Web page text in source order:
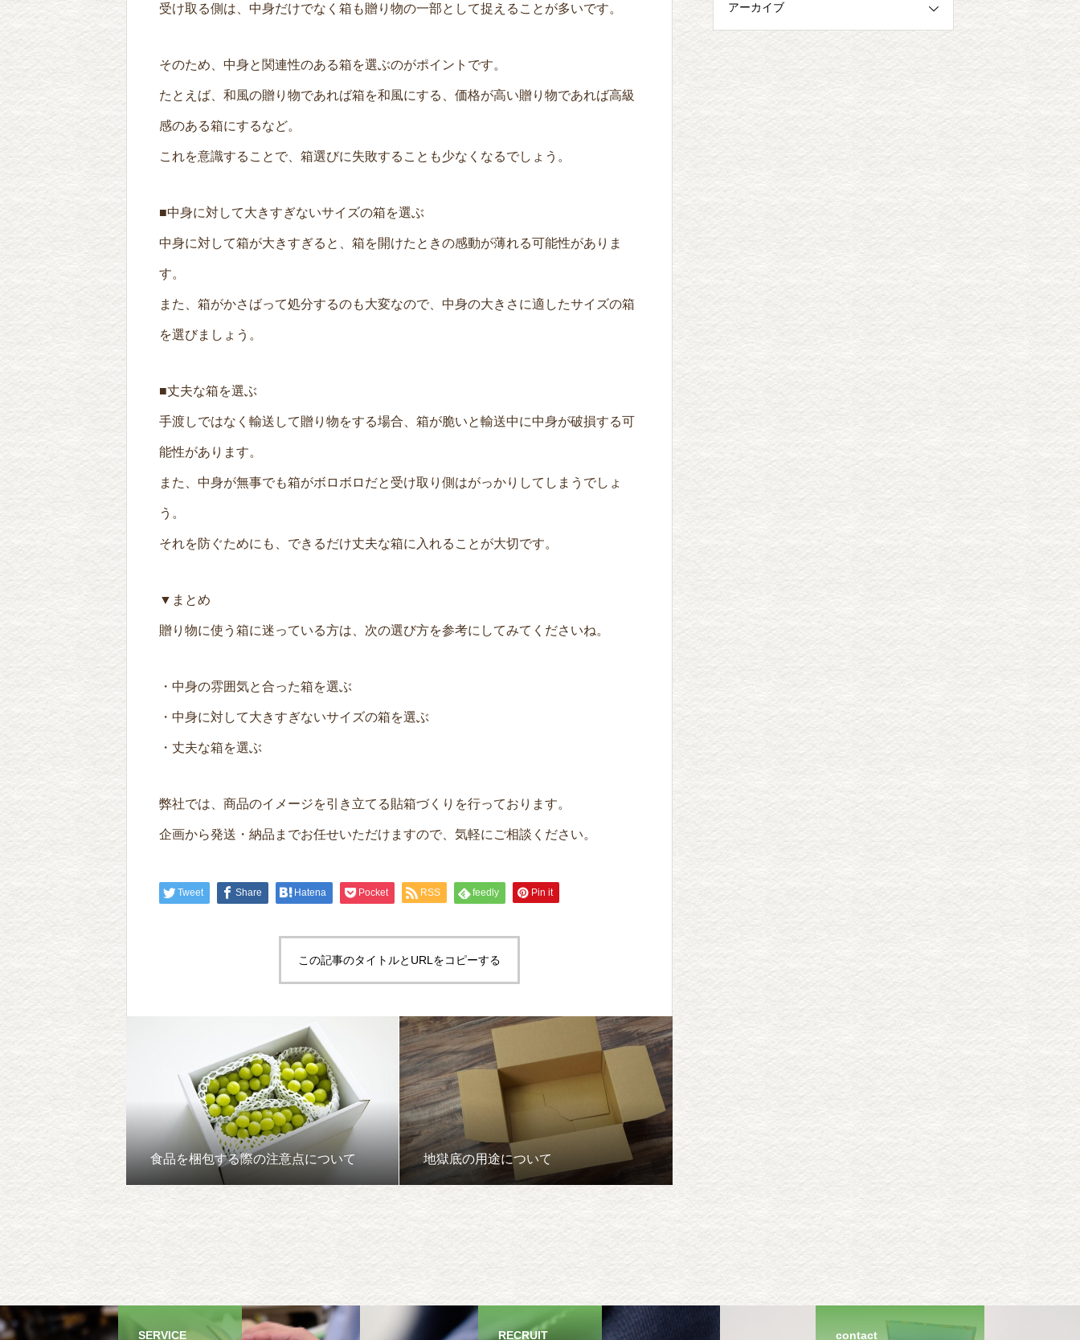
受け取る側は、中身だけでなく箱も贈り物の一部として捉えることが多いです。
そのため、中身と関連性のある箱を選ぶのがポイントです。
たとえば、和風の贈り物であれば箱を和風にする、価格が高い贈り物であれば高級
感のある箱にするなど。
これを意識することで、箱選びに失敗することも少なくなるでしょう。
■中身に対して大きすぎないサイズの箱を選ぶ
中身に対して箱が大きすぎると、箱を開けたときの感動が薄れる可能性がありま
す。
また、箱がかさばって処分するのも大変なので、中身の大きさに適したサイズの箱
を選びましょう。
■丈夫な箱を選ぶ
手渡しではなく輸送して贈り物をする場合、箱が脆いと輸送中に中身が破損する可
能性があります。
また、中身が無事でも箱がボロボロだと受け取り側はがっかりしてしまうでしょ
う。
それを防ぐためにも、できるだけ丈夫な箱に入れることが大切です。
▼まとめ
贈り物に使う箱に迷っている方は、次の選び方を参考にしてみてくださいね。
・中身の雰囲気と合った箱を選ぶ
・中身に対して大きすぎないサイズの箱を選ぶ
・丈夫な箱を選ぶ
弊社では、商品のイメージを引き立てる貼箱づくりを行っております。
企画から発送・納品までお任せいただけますので、気軽にご相談ください。
Tweet Share Hatena Pocket RSS feedly Pin it
この記事のタイトルとURLをコピーする
食品を梱包する際の注意点について 地獄底の用途について
アーカイブ
SERVICE RECRUIT contact